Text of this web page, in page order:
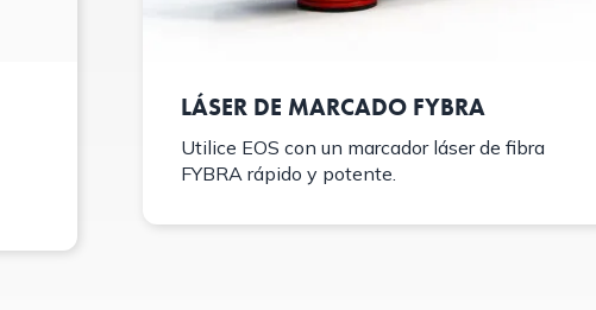
LÁSER DE MARCADO FYBRA
Utilice EOS con un marcador láser de fibra
FYBRA rápido y potente.